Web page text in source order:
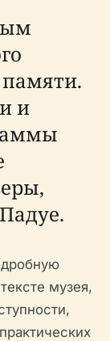
памяти.
и
музея,